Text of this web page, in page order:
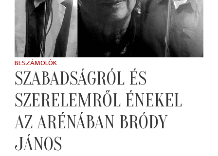
BESZÁMOLÓK
SZABADSÁGRÓL ÉS
SZERELEMRŐL ÉNEKEL
AZ ARÉNÁBAN BRÓDY
JÁNOS